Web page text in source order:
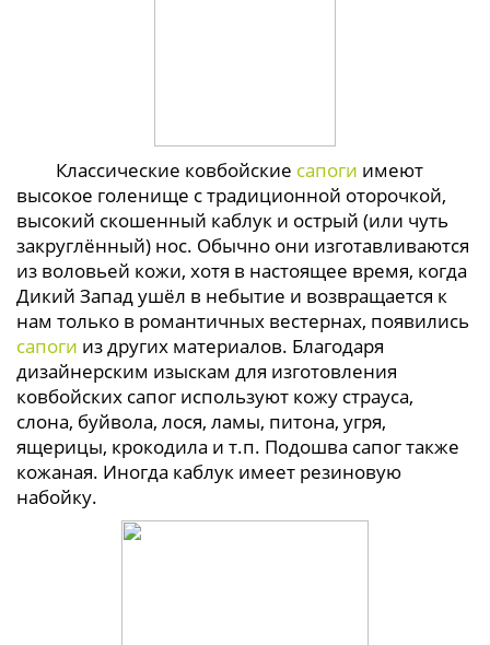
Классические ковбойские сапоги имеют
высокое голенище с традиционной оторочкой,
высокий скошенный каблук и острый (или чуть
закруглённый) нос. Обычно они изготавливаются
из воловьей кожи, хотя в настоящее время, когда
Дикий Запад ушёл в небытие и возвращается к
нам только в романтичных вестернах, появились
сапоги из других материалов. Благодаря
дизайнерским изыскам для изготовления
ковбойских сапог используют кожу страуса,
слона, буйвола, лося, ламы, питона, угря,
ящерицы, крокодила и т.п. Подошва сапог также
кожаная. Иногда каблук имеет резиновую
набойку.